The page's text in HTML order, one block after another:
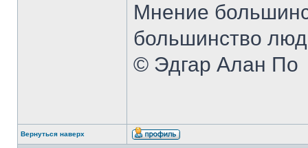
Мнение
большинство
© Эдгар Алан По
Вернуться наверх